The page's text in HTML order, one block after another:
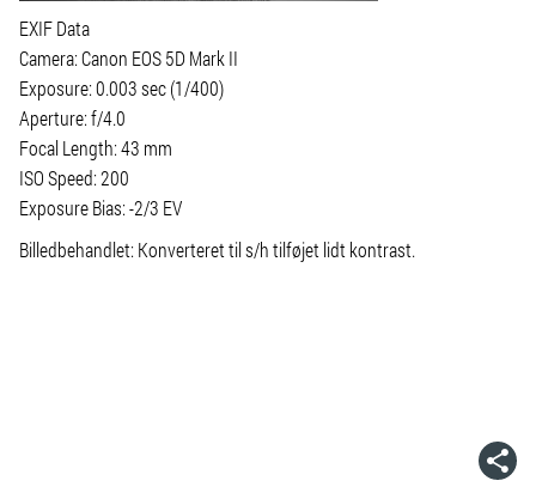
EXIF Data
Camera: Canon EOS 5D Mark II
Exposure: 0.003 sec (1/400)
Aperture: f/4.0
Focal Length: 43 mm
ISO Speed: 200
Exposure Bias: -2/3 EV
Billedbehandlet: Konverteret til s/h tilføjet lidt kontrast.